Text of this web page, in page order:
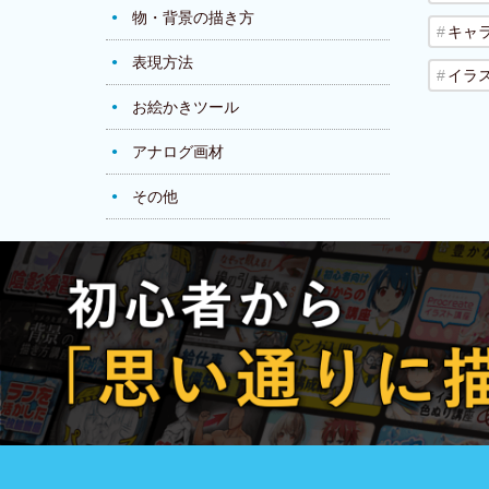
物・背景の描き方
表現方法
お絵かきツール
アナログ画材
その他
キャ
イラ